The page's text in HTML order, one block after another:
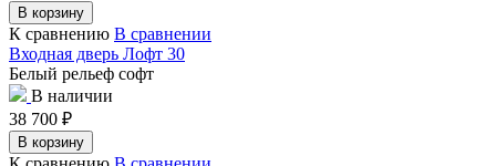
В корзину
К сравнению В сравнении
Входная дверь Лофт 30
Белый рельеф софт
В наличии
38 700 ₽
В корзину